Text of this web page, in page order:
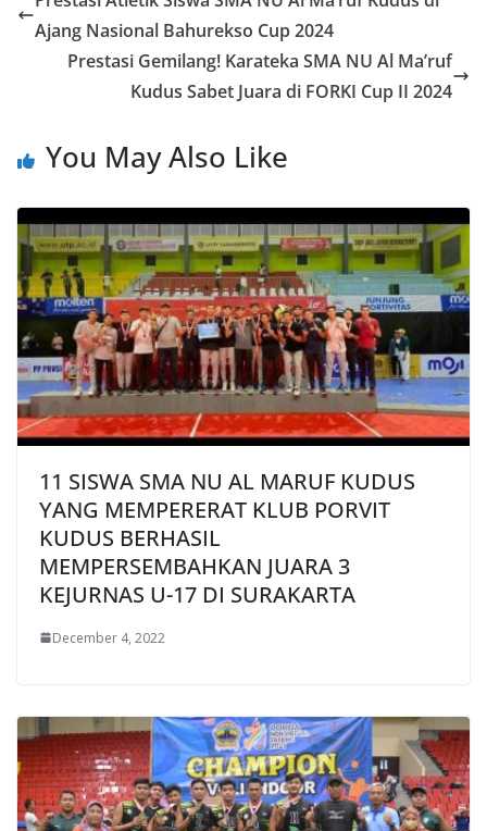
Ajang Nasional Bahurekso Cup 2024
Prestasi Gemilang! Karateka SMA NU Al Ma’ruf
Kudus Sabet Juara di FORKI Cup II 2024
You May Also Like
11 SISWA SMA NU AL MARUF KUDUS
YANG MEMPERERAT KLUB PORVIT
KUDUS BERHASIL
MEMPERSEMBAHKAN JUARA 3
KEJURNAS U-17 DI SURAKARTA
December 4, 2022